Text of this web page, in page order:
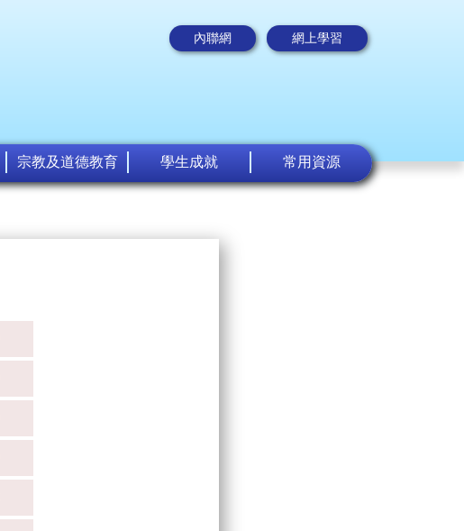
內聯網 網上學習
宗教及道德教育 學生成就 常用資源